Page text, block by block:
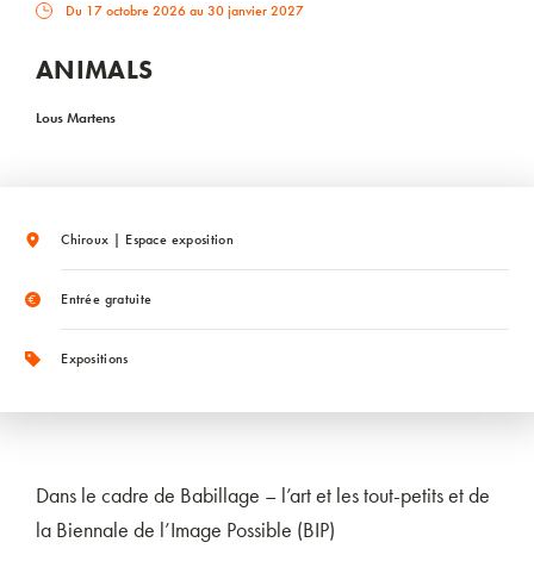
Du 17 octobre 2026 au 30 janvier 2027
ANIMALS
Lous Martens
Chiroux | Espace exposition
Entrée gratuite
Expositions
Dans le cadre de Babillage – l’art et les tout-petits et de
la Biennale de l’Image Possible (BIP)